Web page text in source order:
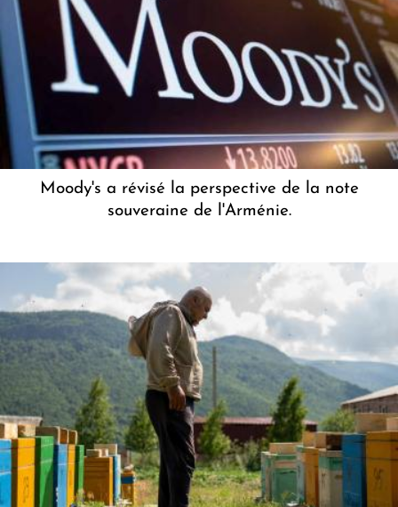
Moody's a révisé la perspective de la note
souveraine de l'Arménie.